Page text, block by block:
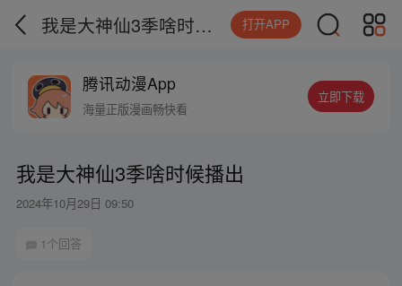
我是大神仙3季啥时候播出 打开APP
腾讯动漫App
海量正版漫画畅快看
立即下载
我是大神仙3季啥时候播出
2024年10月29日 09:50
1个回答